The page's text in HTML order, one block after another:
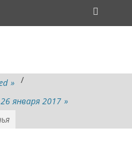
» /
января 2017 »